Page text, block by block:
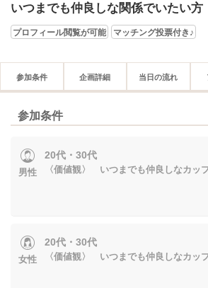
いつまでも仲良しな関係でいたい方
プロフィール閲覧が可能 マッチング投票付き♪
参加条件 企画詳細 当日の流れ
参加条件
男性
20代・30代
〈価値観〉 いつまでも仲良しなカッ
女性
20代・30代
〈価値観〉 いつまでも仲良しなカッ